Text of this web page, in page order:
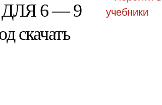
6 — 9
скачать